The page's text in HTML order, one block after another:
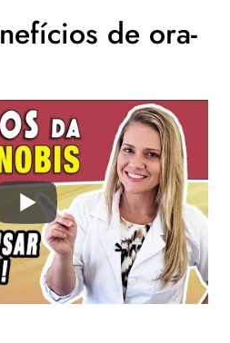
de ora-